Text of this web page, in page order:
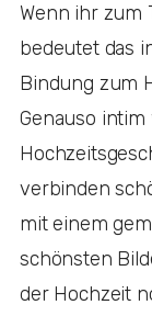
Wenn ihr zum
bedeutet das
Bindung zum
Genauso
verbinden
mit einem
schönsten
der Hochzeit